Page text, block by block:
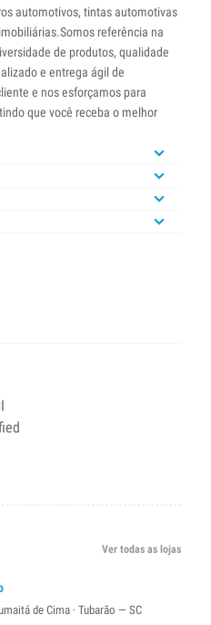
automotivos, tintas automotivas
referência na
de produtos, qualidade
e entrega ágil de
e nos esforçamos para
que você receba o melhor
Ver todas as lojas
de Cima · Tubarão — SC